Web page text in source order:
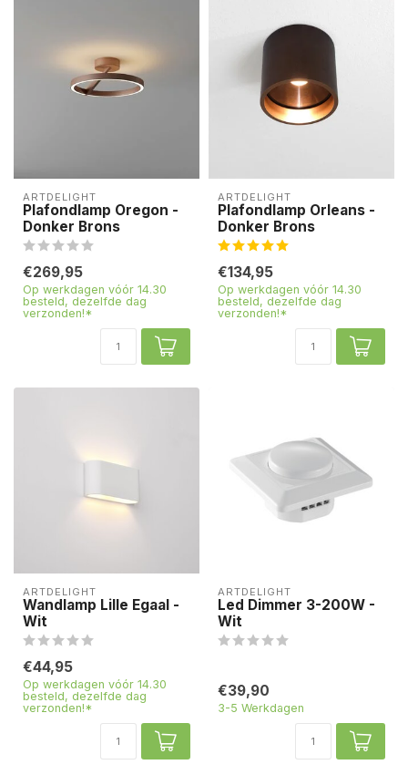
ARTDELIGHT
Plafondlamp Oregon -
Donker Brons
€269,95
Op werkdagen vóór 14.30
besteld, dezelfde dag
verzonden!*
ARTDELIGHT
Plafondlamp Orleans -
Donker Brons
€134,95
Op werkdagen vóór 14.30
besteld, dezelfde dag
verzonden!*
ARTDELIGHT
Wandlamp Lille Egaal -
Wit
€44,95
Op werkdagen vóór 14.30
besteld, dezelfde dag
verzonden!*
ARTDELIGHT
Led Dimmer 3-200W -
Wit
€39,90
3-5 Werkdagen